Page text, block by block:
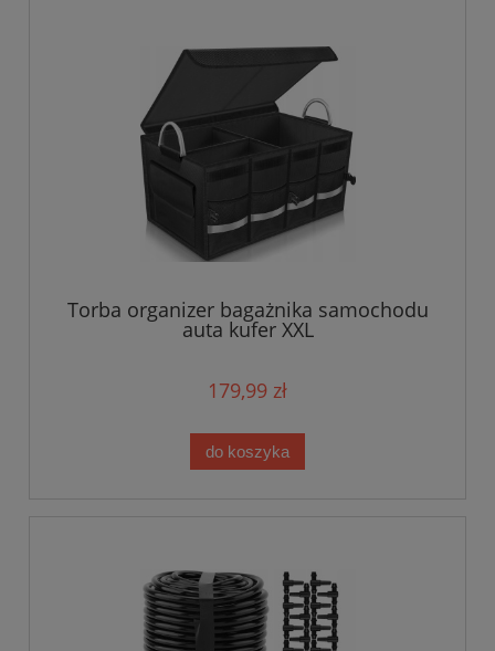
Torba organizer bagażnika samochodu
auta kufer XXL
179,99 zł
do koszyka